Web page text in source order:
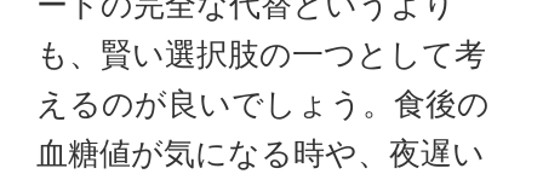
も、賢い選択肢の一つとして考
えるのが良いでしょう。食後の
血糖値が気になる時や、夜遅い